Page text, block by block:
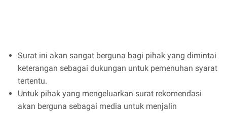
Surat ini akan sangat berguna bagi pihak yang dimintai
keterangan sebagai dukungan untuk pemenuhan syarat
tertentu.
Untuk pihak yang mengeluarkan surat rekomendasi
akan berguna sebagai media untuk menjalin